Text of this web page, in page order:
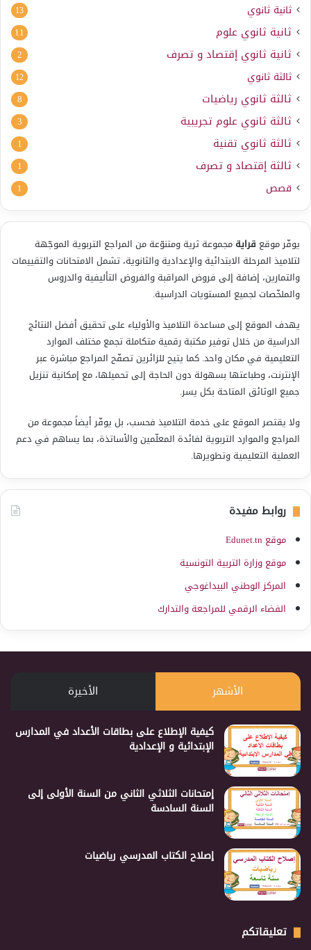
ثانية ثانوي 13
ثانية ثانوي علوم 11
ثانية ثانوي إقتصاد و تصرف 2
ثالثة ثانوي 12
ثالثة ثانوي رياضيات 8
ثالثة ثانوي علوم تجريبية 3
ثالثة ثانوي تقنية 1
ثالثة إقتصاد و تصرف 1
قصص 1
يوفّر موقع قرايةمجموعة ثرية ومتنوّعة من المراجع التربوية الموجّهة
لتلاميذ المرحلة الابتدائية والإعدادية والثانوية، تشمل الامتحانات والتقييمات
والتمارين، إضافة إلى فروض المراقبة والفروض التأليفية والدروس
والملخّصات لجميع المستويات الدراسية.
يهدف الموقع إلى مساعدة التلاميذ والأولياء على تحقيق أفضل النتائج
الدراسية من خلال توفير مكتبة رقمية متكاملة تجمع مختلف الموارد
التعليمية في مكان واحد. كما يتيح للزائرين تصفّح المراجع مباشرة عبر
الإنترنت، وطباعتها بسهولة دون الحاجة إلى تحميلها، مع إمكانية تنزيل
جميع الوثائق المتاحة بكل يسر.
ولا يقتصر الموقع على خدمة التلاميذ فحسب، بل يوفّر أيضاً مجموعة من
المراجع والموارد التربوية لفائدة المعلّمين والأساتذة، بما يساهم في دعم
العملية التعليمية وتطويرها.
روابط مفيدة
موقع Edunet.tn
موقع وزارة التربية التونسية
المركز الوطني البيداغوجي
الفضاء الرقمي للمراجعة والتدارك
الأشهر الأخيرة
كيفية الإطلاع على بطاقات الأعداد في المدارس
الإبتدائية و الإعدادية
إمتحانات الثلاثي الثاني من السنة الأولى إلى
السنة السادسة
إصلاح الكتاب المدرسي رياضيات
تعليقاتكم